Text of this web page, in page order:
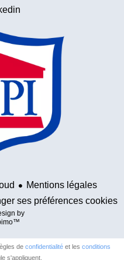
Mentions légales
ses préférences cookies
by
de confidentialitéet les conditions
s'appliquent.